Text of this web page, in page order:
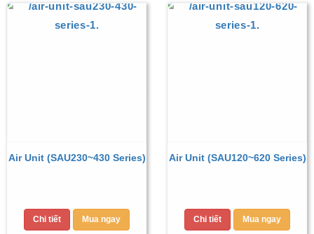
Air Unit (SAU230~430 Series)
Chi tiết Mua ngay
Air Unit (SAU120~620 Series)
Chi tiết Mua ngay